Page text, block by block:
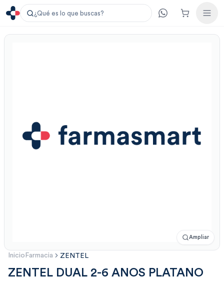
¿Qué es lo que buscas?
Ampliar
Inicio Farmacia ZENTEL
ZENTEL DUAL 2-6 ANOS PLATANO